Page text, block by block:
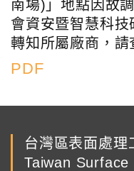
南場)」地點因故
會資安暨智慧科
轉知所屬廠商，請
PDF
台灣區表面處理
Taiwan